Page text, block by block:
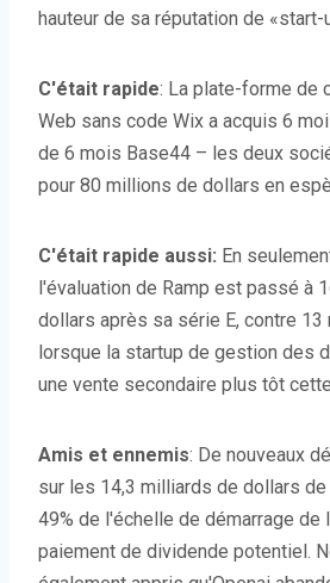
hauteur de sa réputation de «start-
C'était rapide: La plate-forme de
Web sans code Wix a acquis 6
de 6 mois Base44 – les deux
pour 80 millions de dollars en
C'était rapide aussi: En
l'évaluation de Ramp est passé à
dollars après sa série E, contre
lorsque la startup de gestion des
une vente secondaire plus tôt
Amis et ennemis: De nouveaux
sur les 14,3 milliards de dollars
49% de l'échelle de démarrage de
paiement de dividende potentiel.